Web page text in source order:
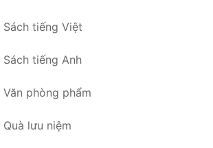
Sách tiếng Việt
Sách tiếng Anh
Văn phòng phẩm
Quà lưu niệm